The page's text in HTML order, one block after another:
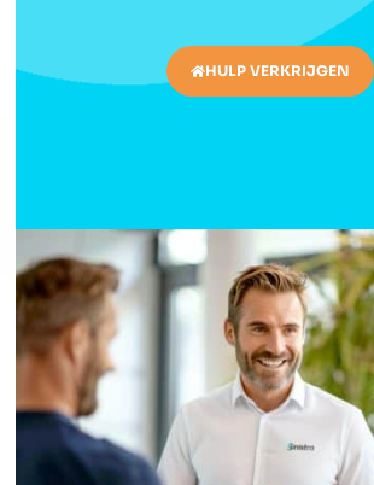
HULP VERKRIJGEN